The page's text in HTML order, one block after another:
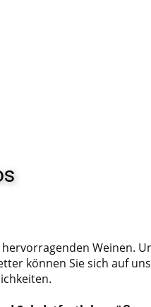
Weinen.
können Sie sich auf